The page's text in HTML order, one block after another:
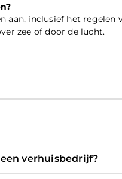
aan, inclusief het regelen
zee of door de lucht.
verhuisbedrijf?